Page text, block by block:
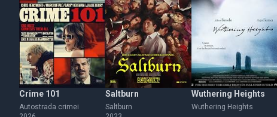
Crime 101
Autostrada crimei
Saltburn
Saltburn
Wuthering Heights
Wuthering Heights